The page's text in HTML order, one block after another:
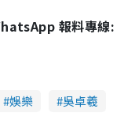
報料專線:
娛樂
吳卓羲